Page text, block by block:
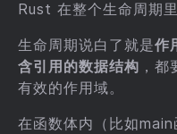
Rust 在整个生命周期
生命周期说白了就是作
含引用的数据结构 ，
有效的作用域。
在函数体内（比如